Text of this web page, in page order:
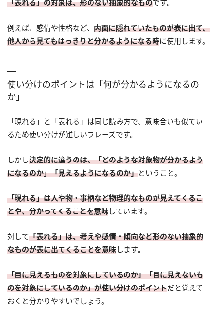
「表れる」の対象は、形のない抽象的なものです。
例えば、感情や性格など、 内面に隠れていたものが表に出て、
他人から見てもはっきりと分かるようになる時に使用します。
使い分けのポイントは「何が分かるようになるの
か」
「現れる」と「表れる」は同じ読み方で、意味合いも似てい
るため使い分けが難しいフレーズです。
しかし決定的に違うのは、「どのような対象物が分かるよう
になるのか」「見えるようになるのか」ということ。
「現れる」は人や物・事柄など物理的なものが見えてくるこ
とや、分かってくることを意味しています。
対して「表れる」は、考えや感情・傾向など形のない抽象的
なものが表に出てくることを意味します。
「目に見えるものを対象にしているのか」「目に見えないも
のを対象にしているのか」が使い分けのポイントだと覚えて
おくと分かりやすいでしょう。